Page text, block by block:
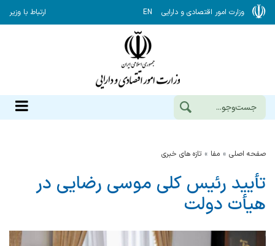
وزارت امور اقتصادی و دارایی EN ارتباط با وزیر
صفحه اصلی مفا تازه های خبری
تأیید رئیس کلی موسی رضایی در
هیأت دولت